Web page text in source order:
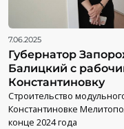
7.06.2025
Губернатор
Балицкий с
Константиновку
Строительство
Константиновке
конце 2024 года